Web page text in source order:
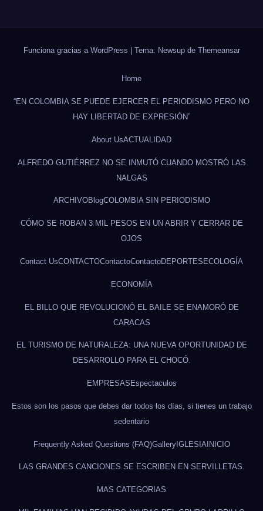
Funciona gracias a WordPress Tema: Newsup de Themeansar
Home
“EN COLOMBIA SE PUEDE EJERCER EL PERIODISMO PERO NO
HAY LIBERTAD DE EXPRESIÓN”
About UsACTUALIDAD
ALFREDO GUTIÉRREZ NO SE INMUTÓ CUANDO MOSTRÓ LAS
NALGAS
ARCHIVOBlogCOLOMBIA SIN PERIODISMO
CÓMO SE ROBAN 3 MIL PESOS EN UN ABRIR Y CERRAR DE
OJOS
Contact UsCONTACTOContactoContactoDEPORTES ECOLOGÍA
ECONOMÍA
EL BILLO QUE REVOLUCIONÓ EL BAILE SE ENAMORÓ DE
CARACAS
EL TURISMO DE NATURALEZA: UNA NUEVA OPORTUNIDAD DE
DESARROLLO PARA EL CHOCÓ.
EMPRESAS Espectaculos
Estos son los pasos que debes dar todos los días, si tienes un trabajo
sedentario
Frequently Asked Questions (FAQ)GalleryIGLESIAINICIO
LAS GRANDES CANCIONES SE ESCRIBEN EN SERVILLETAS.
MAS CATEGORIAS